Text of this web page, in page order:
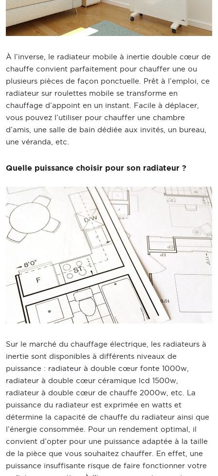
À l’inverse, le radiateur mobile à inertie double cœur de
chauffe convient parfaitement pour chauffer une ou
plusieurs pièces de façon ponctuelle. Prêt à l’emploi, ce
radiateur sur roulettes mobile se transforme en
chauffage d’appoint en un instant. Facile à déplacer,
vous pouvez l’utiliser pour chauffer une chambre
d’amis, une salle de bain dédiée aux invités, un bureau,
une véranda, etc.
Quelle puissance choisir pour son radiateur ?
Sur le marché du chauffage électrique, les radiateurs à
inertie sont disponibles à différents niveaux de
puissance : radiateur à double cœur fonte 1000w,
radiateur à double cœur céramique lcd 1500w,
radiateur à double cœur de chauffe 2000w, etc. La
puissance du radiateur est exprimée en watts et
détermine la capacité de chauffe du radiateur ainsi que
l’énergie consommée. Pour un rendement optimal, il
convient d’opter pour une puissance adaptée à la taille
de la pièce que vous souhaitez chauffer. En effet, une
puissance insuffisante risque de faire fonctionner votre